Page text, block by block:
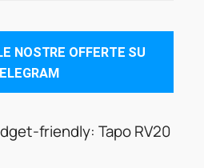
NOSTRE OFFERTE SU
friendly: Tapo RV20